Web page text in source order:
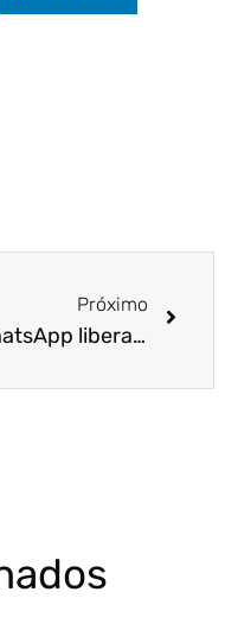
Próximo
WhatsApp libera pagamentos e envio de dinheiro no Brasil